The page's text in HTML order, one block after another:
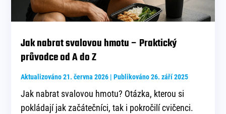
Jak nabrat svalovou hmotu – Praktický
průvodce od A do Z
Aktualizováno 21. června 2026 | Publikováno 26. září 2025
Jak nabrat svalovou hmotu? Otázka, kterou si
pokládají jak začátečníci, tak i pokročilí cvičenci.